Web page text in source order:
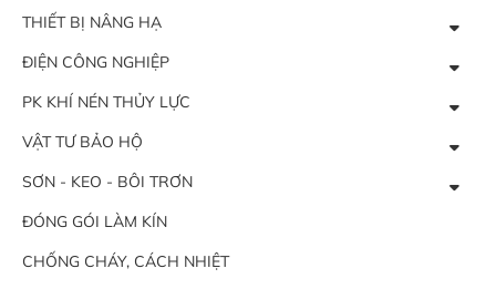
THIẾT BỊ NÂNG HẠ
ĐIỆN CÔNG NGHIỆP
PK KHÍ NÉN THỦY LỰC
VẬT TƯ BẢO HỘ
SƠN - KEO - BÔI TRƠN
ĐÓNG GÓI LÀM KÍN
CHỐNG CHÁY, CÁCH NHIỆT